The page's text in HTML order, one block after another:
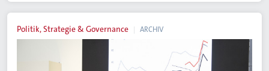
Politik, Strategie & Governance ARCHIV